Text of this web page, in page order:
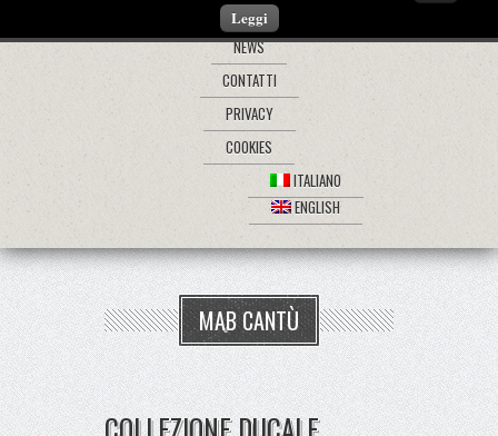
PRODOTTI
NEWS
CONTATTI
PRIVACY
COOKIES
ITALIANO
ENGLISH
MAB CANTÙ
Leggi